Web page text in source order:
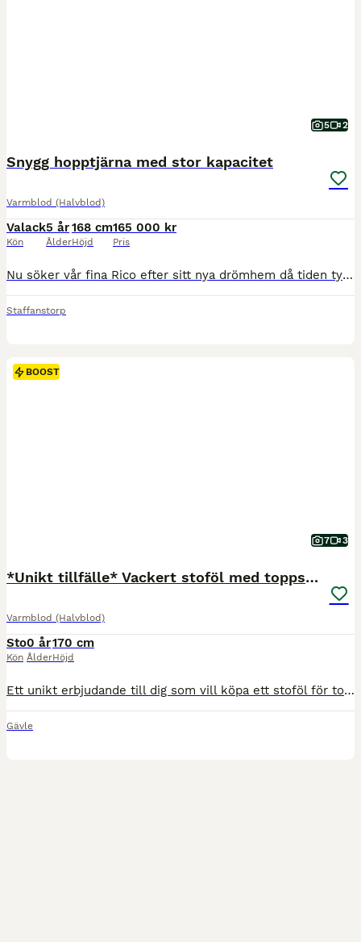
5 2
Snygg hopptjärna med stor kapacitet
Varmblod (Halvblod)
Valack
Kön
5 år
Ålder
168 cm
Höjd
165 000 kr
Pris
​Nu söker vår fina Rico efter sitt nya drömhem då tiden tyvärr inte räcker till. ​Rico är en otroligt positiv häst som vill arbeta och lära sig nya saker. Han gillar när man rids med mjuk hand och tydliga hjälper. Han har en fin hoppstam, älskar att hoppa och drar sig till hinder utan att stanna med fin teknik. Passar även utmärkt till fälttävlan. ​Han är grön för sin ålde
Staffanstorp
BOOST
7 3
*Unikt tillfälle* Vackert stoföl med toppstam
Varmblod (Halvblod)
Sto
Kön
0 år
Ålder
170 cm
Höjd
Ett unikt erbjudande till dig som vill köpa ett stoföl för toppsport. En avkomma till SWBs godkända internationella svårklasshingst CCStud’s Fidelity🌟 För dig som vill vara med från början och forma din nästa hoppstjärna säljer vi vårat stoföl Epona's Fidelia, född på midsommarafton 19/6. E. CCStud's Fidelity (SWB) - Chacootino PS - Heartbeat Fidelia är avlad för att
Gävle